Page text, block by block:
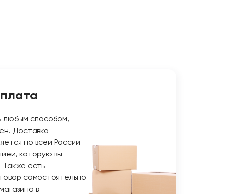
любым способом,
Доставка
по всей России
которую вы
Также есть
самостоятельно
в